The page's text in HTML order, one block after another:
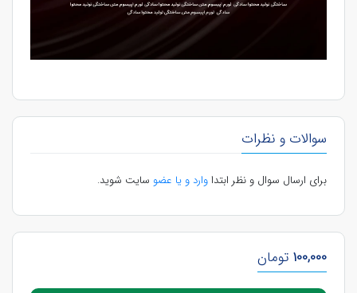
سوالات و نظرات
برای ارسال سوال و نظر ابتداوارد و یا عضو سایت شوید.
100,000 تومان